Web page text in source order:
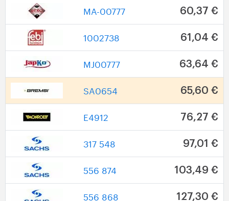
MA-00777 60,37 €
1002738 61,04 €
MJ00777 63,64 €
SA0654 65,60 €
E4912 76,27 €
317 548 97,01 €
556 874 103,49 €
556 868 127,30 €